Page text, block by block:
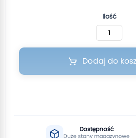
Ilość
Dodaj do
Dostępność
Duże stany magazynowe